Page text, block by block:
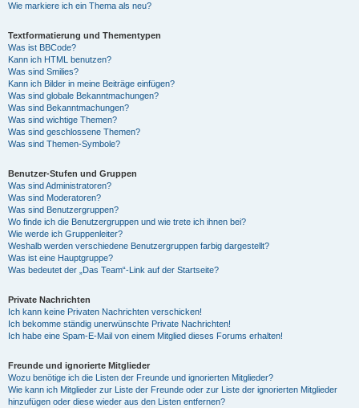
Wie markiere ich ein Thema als neu?
Textformatierung und Thementypen
Was ist BBCode?
Kann ich HTML benutzen?
Was sind Smilies?
Kann ich Bilder in meine Beiträge einfügen?
Was sind globale Bekanntmachungen?
Was sind Bekanntmachungen?
Was sind wichtige Themen?
Was sind geschlossene Themen?
Was sind Themen-Symbole?
Benutzer-Stufen und Gruppen
Was sind Administratoren?
Was sind Moderatoren?
Was sind Benutzergruppen?
Wo finde ich die Benutzergruppen und wie trete ich ihnen bei?
Wie werde ich Gruppenleiter?
Weshalb werden verschiedene Benutzergruppen farbig dargestellt?
Was ist eine Hauptgruppe?
Was bedeutet der „Das Team“-Link auf der Startseite?
Private Nachrichten
Ich kann keine Privaten Nachrichten verschicken!
Ich bekomme ständig unerwünschte Private Nachrichten!
Ich habe eine Spam-E-Mail von einem Mitglied dieses Forums erhalten!
Freunde und ignorierte Mitglieder
Wozu benötige ich die Listen der Freunde und ignorierten Mitglieder?
Wie kann ich Mitglieder zur Liste der Freunde oder zur Liste der ignorierten Mitglieder
hinzufügen oder diese wieder aus den Listen entfernen?